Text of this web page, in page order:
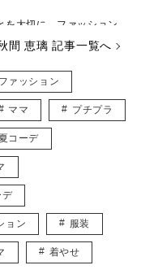
を大切に、ファッション
ます♡
eriusa0325/
ドレスへお願いいたしま
お答えしかねます。
間 恵璃 記事一覧へ
ファッション
ママ プチプラ
コーデ
デ
ョン 服装
着やせ